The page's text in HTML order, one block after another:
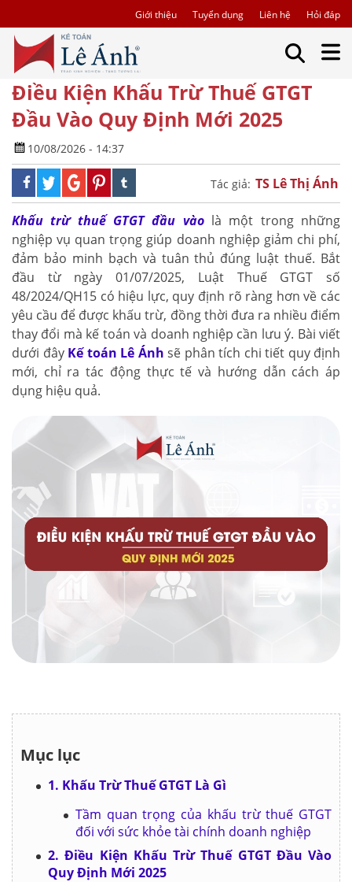
Giới thiệu Tuyển dụng Liên hệ Hỏi đáp
Điều Kiện Khấu Trừ Thuế GTGT
Đầu Vào Quy Định Mới 2025
10/08/2026 - 14:37
Tác giả: TS Lê Thị Ánh
Khấu trừ thuế GTGT đầu vàolà một trong những
nghiệp vụ quan trọng giúp doanh nghiệp giảm chi phí,
đảm bảo minh bạch và tuân thủ đúng luật thuế. Bắt
đầu từ ngày 01/07/2025, Luật Thuế GTGT số
48/2024/QH15 có hiệu lực, quy định rõ ràng hơn về các
yêu cầu để được khấu trừ, đồng thời đưa ra nhiều điểm
thay đổi mà kế toán và doanh nghiệp cần lưu ý. Bài viết
dưới đây Kế toán Lê Ánh sẽ phân tích chi tiết quy định
mới, chỉ ra tác động thực tế và hướng dẫn cách áp
dụng hiệu quả.
Mục lục
1. Khấu Trừ Thuế GTGT Là Gì
Tầm quan trọng của khấu trừ thuế GTGT
đối với sức khỏe tài chính doanh nghiệp
2. Điều Kiện Khấu Trừ Thuế GTGT Đầu Vào
Quy Định Mới 2025